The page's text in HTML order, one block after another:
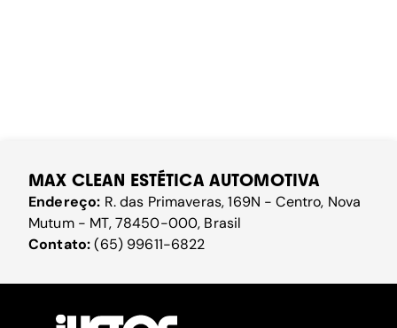
MAX CLEAN ESTÉTICA AUTOMOTIVA
Endereço: R. das Primaveras, 169N - Centro, Nova
Mutum - MT, 78450-000, Brasil
Contato:(65) 99611-6822